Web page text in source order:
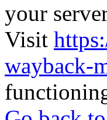
your
Visit
wayback-